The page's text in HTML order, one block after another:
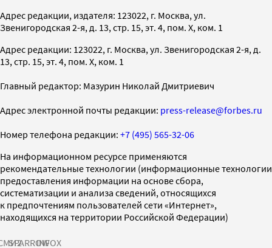
Адрес редакции, издателя: 123022, г. Москва, ул.
Звенигородская 2-я, д. 13, стр. 15, эт. 4, пом. X, ком. 1
Адрес редакции: 123022, г. Москва, ул. Звенигородская 2-я, д.
13, стр. 15, эт. 4, пом. X, ком. 1
Главный редактор: Мазурин Николай Дмитриевич
Адрес электронной почты редакции: press-release@forbes.ru
Номер телефона редакции: +7 (495) 565-32-06
На информационном ресурсе применяются
рекомендательные технологии (информационные технологии
предоставления информации на основе сбора,
систематизации и анализа сведений, относящихся
к предпочтениям пользователей сети «Интернет»,
находящихся на территории Российской Федерации)
SPARROWINFOX